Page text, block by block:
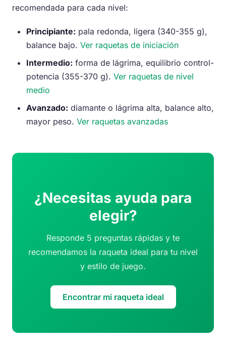
recomendada para cada nivel:
Principiante: pala redonda, ligera (340-355 g),
balance bajo. Ver raquetas de iniciación
Intermedio: forma de lágrima, equilibrio control-
potencia (355-370 g). Ver raquetas de nivel
medio
Avanzado: diamante o lágrima alta, balance alto,
mayor peso. Ver raquetas avanzadas
¿Necesitas ayuda para
elegir?
Responde 5 preguntas rápidas y te
recomendamos la raqueta ideal para tu nivel
y estilo de juego.
Encontrar mi raqueta ideal